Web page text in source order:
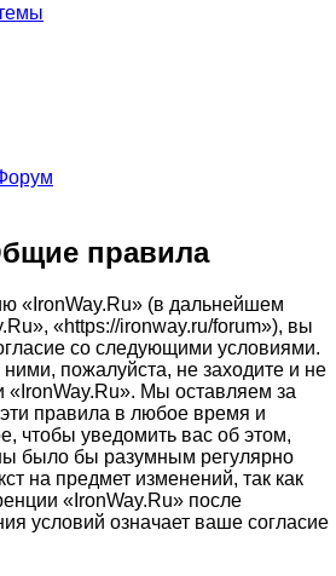
правила
«IronWay.Ru» (в дальнейшем
«https://ironway.ru/forum»), вы
со следующими условиями.
пожалуйста, не заходите и не
«IronWay.Ru». Мы оставляем за
правила в любое время и
чтобы уведомить вас об этом,
было бы разумным регулярно
на предмет изменений, так как
«IronWay.Ru» после
условий означает ваше согласие